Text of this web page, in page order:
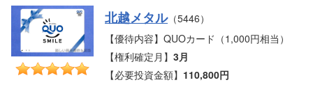
北越メタル（5446）
【優待内容】QUOカード（1,000円相当）
【権利確定月】3月
【必要投資金額】 110,800円